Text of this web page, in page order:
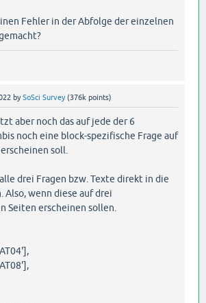
Fehler in der Abfolge der einzelnen
bySoSci Survey (376k points)
aber noch das auf jede der 6
noch eine block-spezifische Frage auf
soll.
drei Fragen bzw. Texte direkt in die
Also, wenn diese auf drei
Seiten erscheinen sollen.